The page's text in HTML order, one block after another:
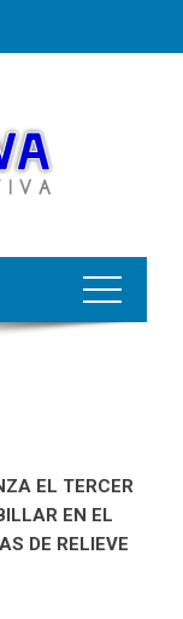
EL TERCER
EN EL
DE RELIEVE